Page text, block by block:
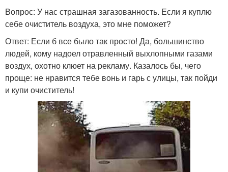
Вопрос: У нас страшная загазованность. Если я куплю
себе очиститель воздуха, это мне поможет?
Ответ: Если б все было так просто! Да, большинство
людей, кому надоел отравленный выхлопными газами
воздух, охотно клюет на рекламу. Казалось бы, чего
проще: не нравится тебе вонь и гарь с улицы, так пойди
и купи очиститель!